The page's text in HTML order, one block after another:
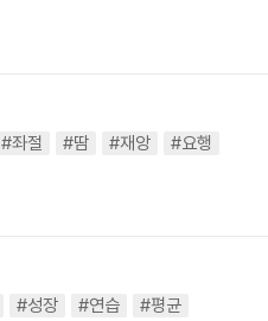
#좌절 #땀 #재앙
#요행
#성장 #연습
#평균